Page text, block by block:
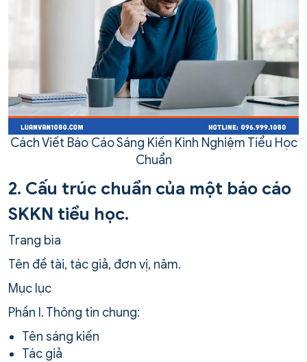
Cách Viết Báo Cáo Sáng Kiến Kinh Nghiệm Tiểu Học
Chuẩn
2. Cấu trúc chuẩn của một báo cáo
SKKN tiểu học.
Trang bìa
Tên đề tài, tác giả, đơn vị, năm.
Mục lục
Phần I. Thông tin chung:
Tên sáng kiến
Tác giả